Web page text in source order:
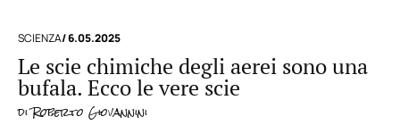
SCIENZA/ 6.05.2025
Le scie chimiche degli aerei sono una
bufala. Ecco le vere scie
diRoberto Giovannini